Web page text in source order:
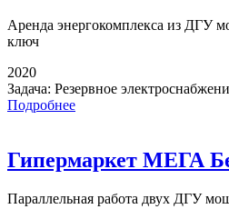
Аренда энергокомплекса из ДГУ
ключ
2020
Задача: Резервное
Подробнее
Гипермаркет МЕГА
Параллельная работа двух ДГУ